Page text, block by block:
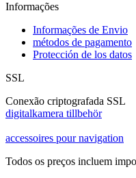
Informações
Informações de Envio
métodos de pagamento
Protección de los datos
SSL
Conexão criptografada SSL
digitalkamera tillbehör
accessoires pour navigation
Todos os preços incluem